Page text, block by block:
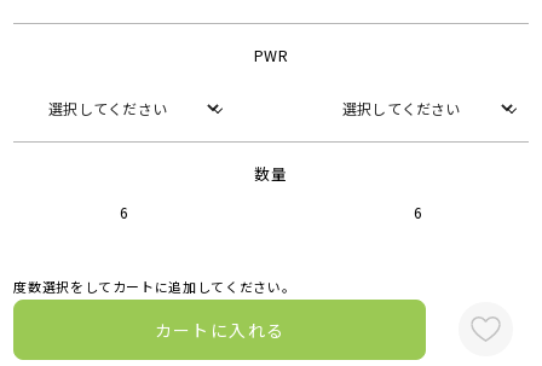
PWR
数量
6 6
度数選択をしてカートに追加してください。
カートに入れる